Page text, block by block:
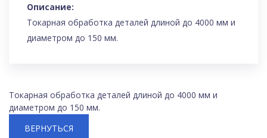
Описание:
Токарная обработка деталей длиной до 4000 мм и
диаметром до 150 мм.
Токарная обработка деталей длиной до 4000 мм и
диаметром до 150 мм.
ВЕРНУТЬСЯ